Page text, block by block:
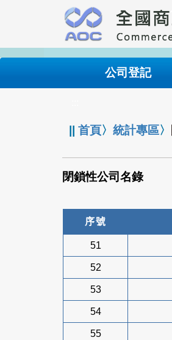
要
內
公司登記
||首頁〉統計專區〉
閉鎖性公司名錄
序號
51
52
53
54
55